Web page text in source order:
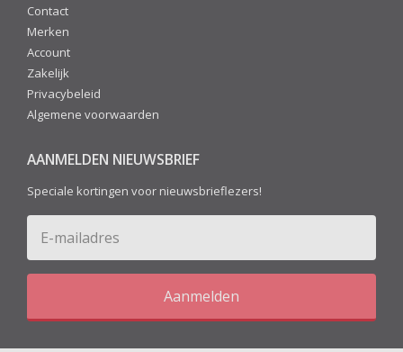
Contact
Merken
Account
Zakelijk
Privacybeleid
Algemene voorwaarden
AANMELDEN NIEUWSBRIEF
Speciale kortingen voor nieuwsbrieflezers!
Aanmelden